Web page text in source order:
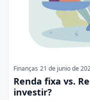
Finanças 21 de junio de
Renda fixa vs.
investir?